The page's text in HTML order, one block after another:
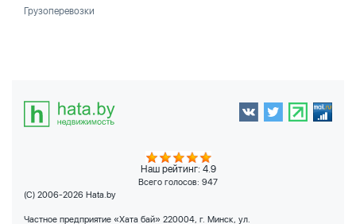
Грузоперевозки
Наш рейтинг: 4.9
Всего голосов: 947
(C) 2006-2026 Hata.by
Частное предприятие «Хата бай» 220004, г. Минск, ул.